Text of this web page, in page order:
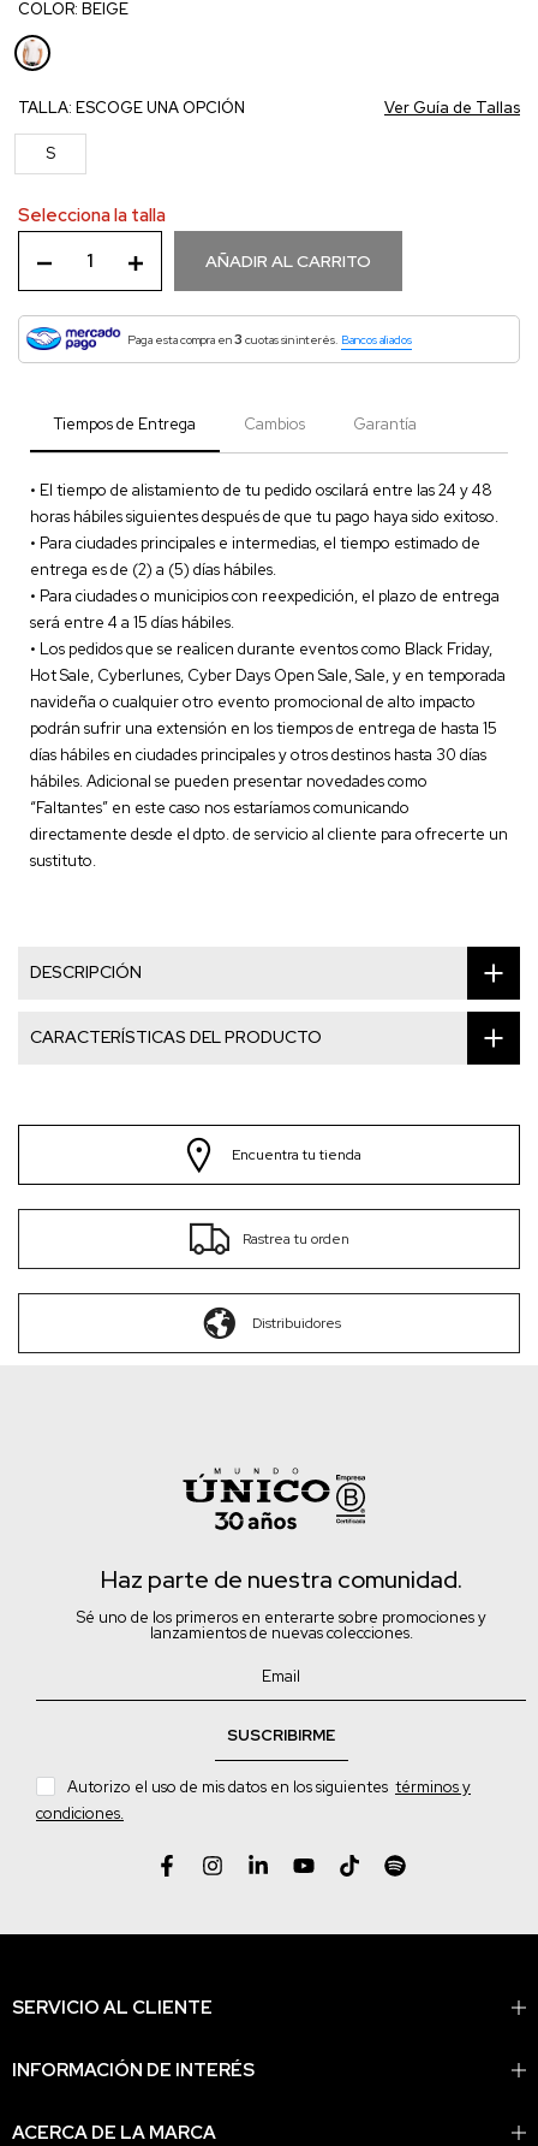
COLOR: BEIGE
TALLA: ESCOGE UNA OPCIÓN Ver Guía de Tallas
S
Selecciona la talla
AÑADIR AL CARRITO
Paga esta compra en3 cuotas sin interés. Bancos aliados
Tiempos de Entrega Cambios Garantía
• El tiempo de alistamiento de tu pedido oscilará entre las 24 y 48
horas hábiles siguientes después de que tu pago haya sido exitoso.
• Para ciudades principales e intermedias, el tiempo estimado de
entrega es de (2) a (5) días hábiles.
• Para ciudades o municipios con reexpedición, el plazo de entrega
será entre 4 a 15 días hábiles.
• Los pedidos que se realicen durante eventos como Black Friday,
Hot Sale, Cyberlunes, Cyber Days Open Sale, Sale, y en temporada
navideña o cualquier otro evento promocional de alto impacto
podrán sufrir una extensión en los tiempos de entrega de hasta 15
días hábiles en ciudades principales y otros destinos hasta 30 días
hábiles. Adicional se pueden presentar novedades como
“Faltantes” en este caso nos estaríamos comunicando
directamente desde el dpto. de servicio al cliente para ofrecerte un
sustituto.
DESCRIPCIÓN
CARACTERÍSTICAS DEL PRODUCTO
Encuentra tu tienda
Rastrea tu orden
Distribuidores
Haz parte de nuestra comunidad.
Sé uno de los primeros en enterarte sobre promociones y
lanzamientos de nuevas colecciones.
SUSCRIBIRME
Autorizo el uso de mis datos en los siguientes términos y
condiciones.
SERVICIO AL CLIENTE
INFORMACIÓN DE INTERÉS
ACERCA DE LA MARCA